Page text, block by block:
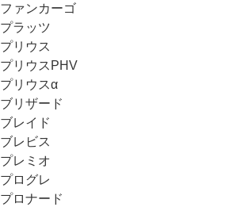
ファンカーゴ
プラッツ
プリウス
プリウスPHV
プリウスα
ブリザード
ブレイド
ブレビス
プレミオ
プログレ
プロナード